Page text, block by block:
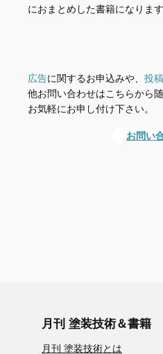
におまとめした書籍になります
広告に関するお申込みや、 投稿
他お問い合わせはこちらから
お気軽にお申し付け下さい。
お問い
月刊 塗装技術＆書籍
月刊 塗装技術とは